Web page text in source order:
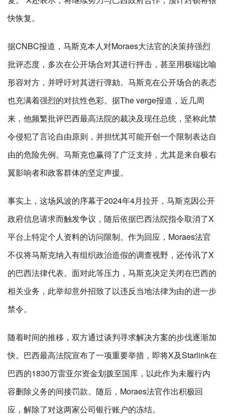
快恢复。
据CNBC报道，马斯克本人对Moraes大法官的决策持强烈
批评态度，多次在公开场合对其进行抨击，甚至用极端比喻
形容对方，并呼吁对其进行弹劾。马斯克在公开场合的表态
也充满着强烈的对抗性色彩。据The verge报道，近几周
来，他频繁批评巴西最高法院的裁决及现任总统，坚称此禁
令侵犯了言论自由原则，并担忧其可能开创一个限制表达自
由的危险先例。马斯克也赢得了广泛支持，尤其是来自极右
翼影响者和政客群体的坚定声援。
事实上，这场风波的序幕于2024年4月拉开，马斯克因公开
政府信息请求而触发争议，随后依据巴西法院指令取消了X
平台上特定个人资料的访问限制。作为回应，Moraes法官
不仅将马斯克纳入有组织政治造假的调查视野，还传讯了X
的巴西法律代表。面对此等压力，马斯克决定关闭在巴西的
相关业务，此举却意外招致了以违反当地法律为由的进一步
禁令。
随着时间的推移，双方通过谈判寻求解决方案的步伐逐渐加
快。巴西最高法院宣布了一项重要举措，即将X及Starlink在
巴西的1830万雷亚尔资金划拨至国库，以此作为未履行内
容删除义务的间接罚款。随后，Moraes法官作出积极回
应，解除了对这两家公司银行账户的冻结。